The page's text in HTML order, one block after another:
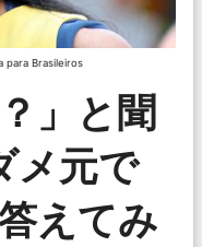
para Brasileiros
」と聞
メ元で
えてみ